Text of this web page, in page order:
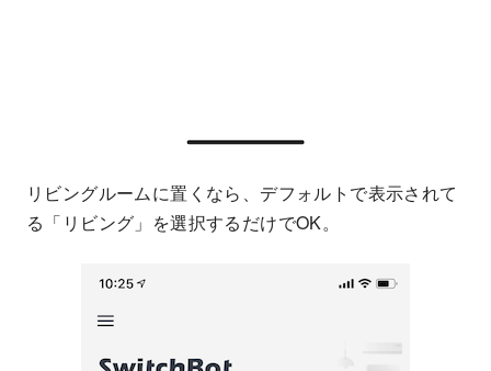
リビングルームに置くなら、デフォルトで表示されて
る「リビング」を選択するだけでOK。